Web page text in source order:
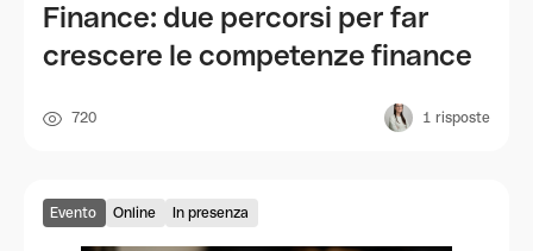
Finance: due percorsi per far
crescere le competenze finance
720 1 risposte
Evento Online In presenza